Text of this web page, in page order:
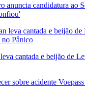
anuncia candidatura ao
cantada e beijão de